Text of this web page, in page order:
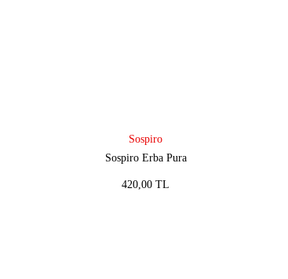
Sospiro
Sospiro Erba Pura
420,00 TL